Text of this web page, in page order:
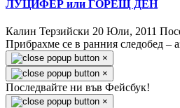
ЛУЦИФЕР или ГОРЕЩ ДЕН
Калин Терзийски 20 Юли, 2011
Прибрахме се в ранния следобед –
×
×
Последвайте ни във Фейсбук!
×